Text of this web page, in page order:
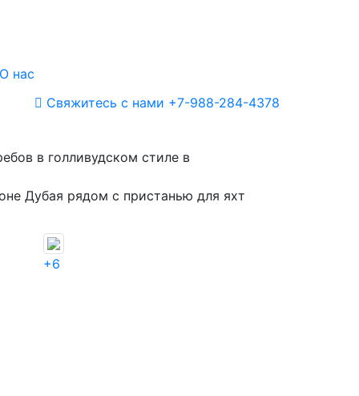
О нас
Свяжитесь с нами +7-988-284-4378
в голливудском стиле в
Дубая рядом с пристанью для яхт
+6